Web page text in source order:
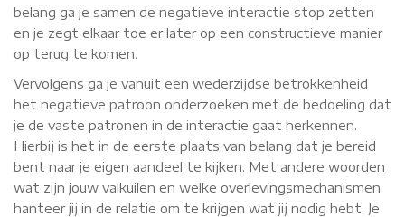
belang ga je samen de negatieve interactie stop zetten
en je zegt elkaar toe er later op een constructieve manier
op terug te komen.
Vervolgens ga je vanuit een wederzijdse betrokkenheid
het negatieve patroon onderzoeken met de bedoeling dat
je de vaste patronen in de interactie gaat herkennen.
Hierbij is het in de eerste plaats van belang dat je bereid
bent naar je eigen aandeel te kijken. Met andere woorden
wat zijn jouw valkuilen en welke overlevingsmechanismen
hanteer jij in de relatie om te krijgen wat jij nodig hebt. Je